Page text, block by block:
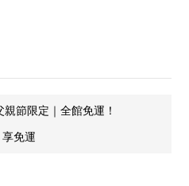
親節限定｜全館免運！
免運